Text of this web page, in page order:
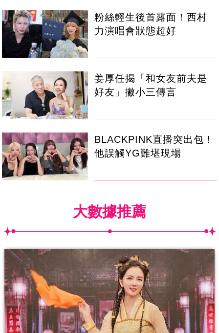
粉絲輕生後首露面！西村
力演唱會狀態超好
姜厚任揭「和女友前夫是
好友」撇小三傳言
BLACKPINK直播突出包！
他誤觸YG難堪現場
大數據推薦